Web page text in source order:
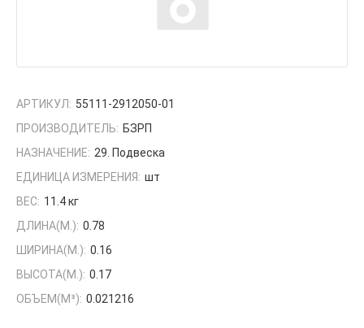
АРТИКУЛ: 55111-2912050-01
ПРОИЗВОДИТЕЛЬ: БЗРП
НАЗНАЧЕНИЕ: 29. Подвеска
ЕДИНИЦА ИЗМЕРЕНИЯ: шт
ВЕС: 11.4 кг
ДЛИНА(М.): 0.78
ШИРИНА(М.): 0.16
ВЫСОТА(М.): 0.17
ОБЪЕМ(M³): 0.021216